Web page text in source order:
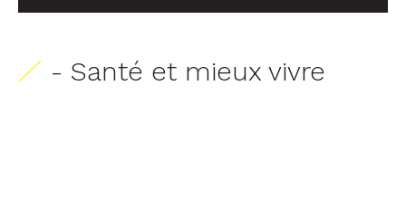
- Santé et mieux vivre